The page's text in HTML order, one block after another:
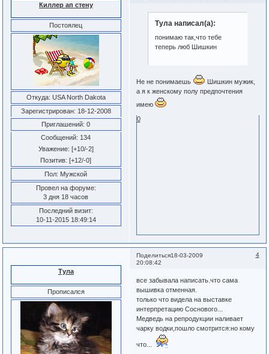
Киллер ап стену
Постоялец
Откуда: USA North Dakota
Зарегистрирован: 18-12-2008
Приглашений: 0
Сообщений: 134
Уважение: [+10/-2]
Позитив: [+12/-0]
Пол: Мужской
Провел на форуме:
3 дня 18 часов
Последний визит:
10-11-2015 18:49:14
Тула написал(а):
понимаю так,что тебе
теперь люб Шишкин
Не не понимаешь
Шишкин мужик,
а я к женскому полу предпочтения
имею
0
Поделиться 4
18-03-2009
20:08:42
Тула
Прописался
все забывала написать.что сама
вышивка отменная.
только что видела на выставке
интерпретацию Соснового...
Медведь на репродукции наливает
чарку водки,пошло смотрится:но кому
что...